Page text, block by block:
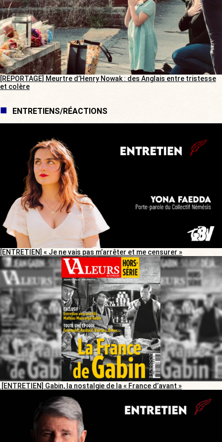
[REPORTAGE] Meurtre d’Henry Nowak : des Anglais entre tristesse
et colère
ENTRETIENS/RÉACTIONS
[ENTRETIEN] « Je ne vais pas m’arrêter et me censurer »
[ENTRETIEN] Gabin, la nostalgie de la « France d’avant »